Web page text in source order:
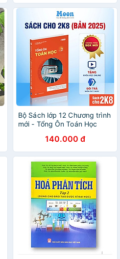
Bộ Sách lớp 12 Chương trình
mới - Tổng Ôn Toán Học
MoonBook140.000 đ